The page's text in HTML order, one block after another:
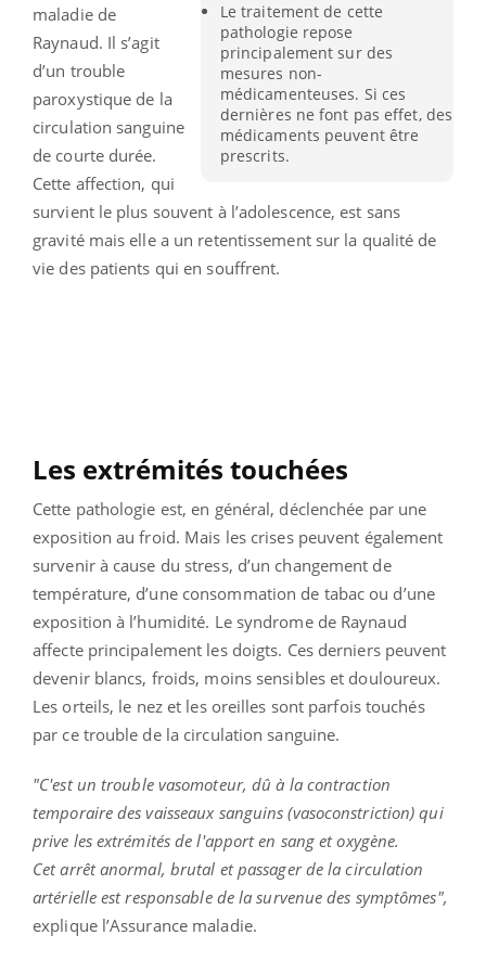
Le traitement de cette
pathologie repose
principalement sur des
mesures non-
médicamenteuses. Si ces
dernières ne font pas effet, des
médicaments peuvent être
prescrits.
maladie de
Raynaud. Il s’agit
d’un trouble
paroxystique de la
circulation sanguine
de courte durée.
Cette affection, qui
survient le plus souvent à l’adolescence, est sans
gravité mais elle a un retentissement sur la qualité de
vie des patients qui en souffrent.
Les extrémités touchées
Cette pathologie est, en général, déclenchée par une
exposition au froid. Mais les crises peuvent également
survenir à cause du stress, d’un changement de
température, d’une consommation de tabac ou d’une
exposition à l’humidité. Le syndrome de Raynaud
affecte principalement les doigts. Ces derniers peuvent
devenir blancs, froids, moins sensibles et douloureux.
Les orteils, le nez et les oreilles sont parfois touchés
par ce trouble de la circulation sanguine.
"C'est un trouble vasomoteur, dû à la contraction
temporaire des vaisseaux sanguins (vasoconstriction) qui
prive les extrémités de l'apport en sang et oxygène.
Cet arrêt anormal, brutal et passager de la circulation
artérielle est responsable de la survenue des symptômes",
explique l’Assurance maladie.